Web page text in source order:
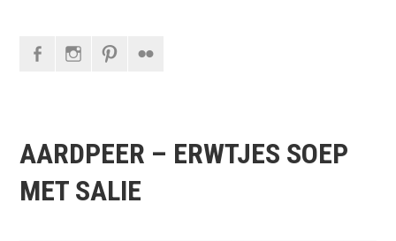
FacebookInstagram
AARDPEER – ERWTJES SOEP
MET SALIE